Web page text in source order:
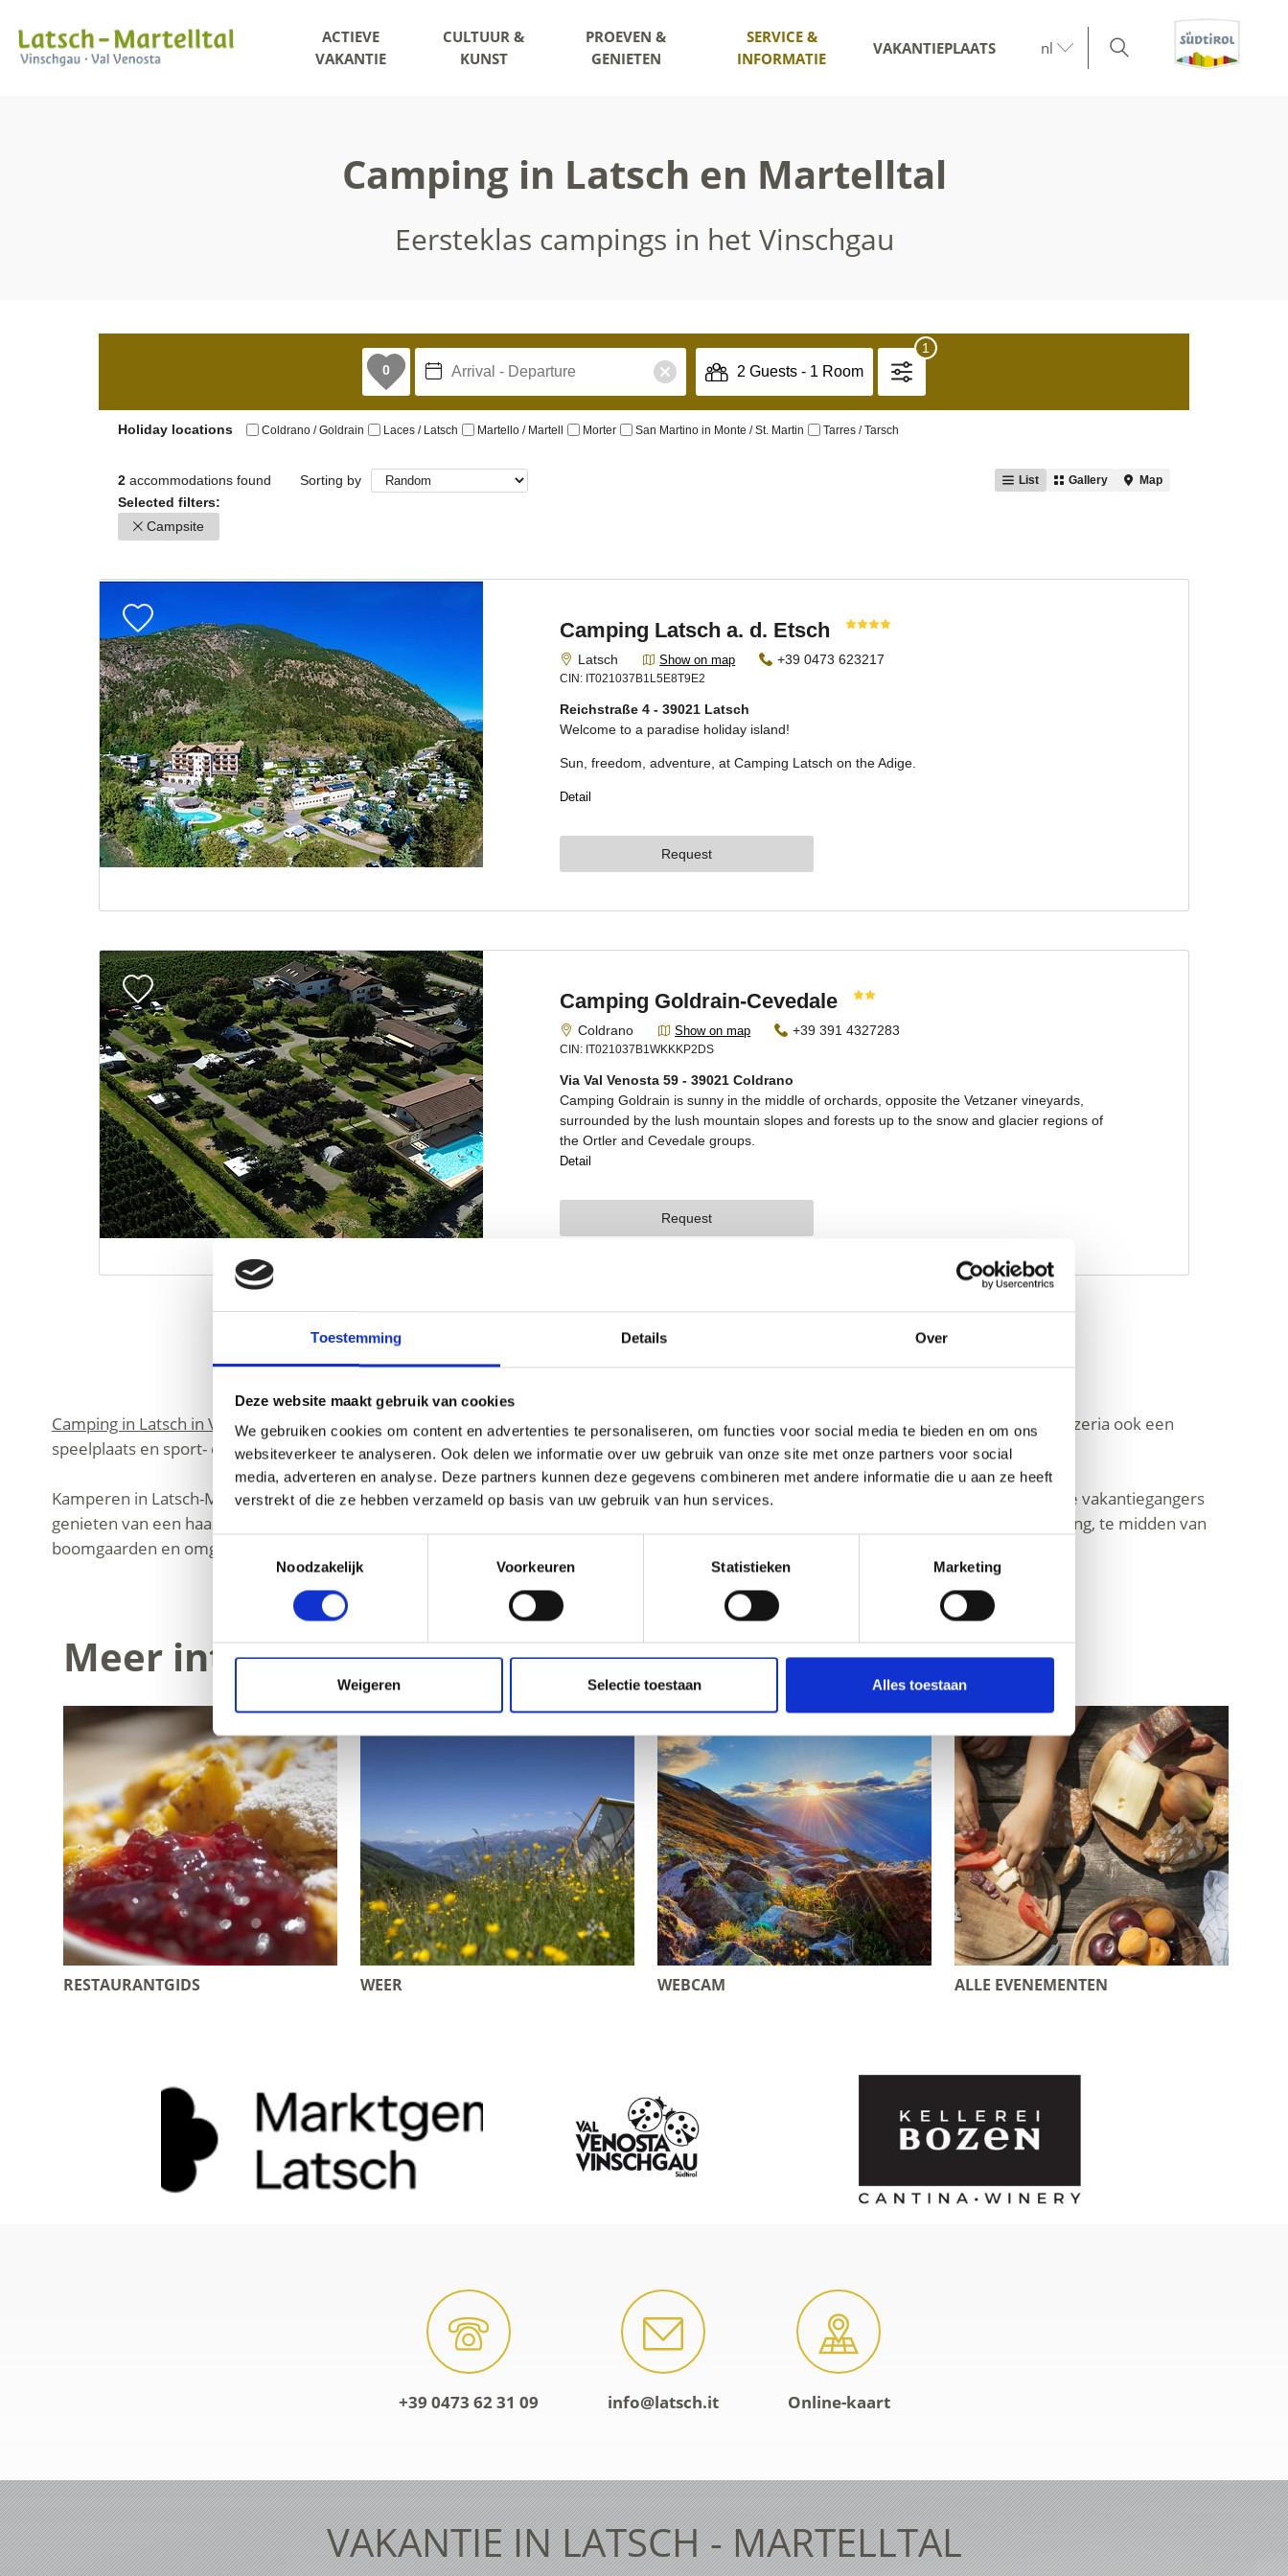
Toestemming Details Over
Deze website maakt gebruik van cookies
We gebruiken cookies om content en advertenties te personaliseren, om functies voor social media te bieden en om ons
websiteverkeer te analyseren. Ook delen we informatie over uw gebruik van onze site met onze partners voor social
media, adverteren en analyse. Deze partners kunnen deze gegevens combineren met andere informatie die u aan ze heeft
verstrekt of die ze hebben verzameld op basis van uw gebruik van hun services.
Toestemmingsselectie
Noodzakelijk
Voorkeuren Statistieken Marketing
Weigeren Selectie toestaan Alles toestaan
ACTIEVE
VAKANTIE
CULTUUR &
KUNST
PROEVEN &
GENIETEN
SERVICE &
INFORMATIE
VAKANTIEPLAATS nl
Camping in Latsch en Martelltal
Eersteklas campings in het Vinschgau
Camping in Latsch in Vinschgauis vakantie dichtbij de natuur. De typischecamping in Latsch-Martelltalheeft behalve een restaurant of pizzeria ook een
speelplaats en sport- en vrijetijdsvoorzieningen.
Kamperen in Latsch-Martelltal staat voor avontuur, elke dag weer. Er is dan ook een veelzijdig aanbod. Op de camping in Latsch kunnen de vakantiegangers
genieten van een haast mediterraan klimaat aan de voet van de Sonnenberg. Ook de camping Cevedale in Goldrain kent een zonnige ligging, te midden van
boomgaarden en omgeven door berghellingen en groene bossen.
Meer interessante links
RESTAURANTGIDS WEER WEBCAM ALLE EVENEMENTEN
+39 0473 62 31 09 info@latsch.it Online-kaart
VAKANTIE IN LATSCH - MARTELLTAL